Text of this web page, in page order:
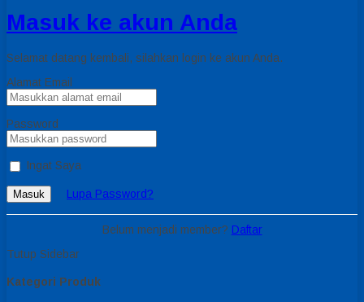
Masuk ke akun Anda
Selamat datang kembali, silahkan login ke akun Anda.
Alamat Email
Password
Ingat Saya
Masuk Lupa Password?
Belum menjadi member? Daftar
Tutup Sidebar
Kategori Produk